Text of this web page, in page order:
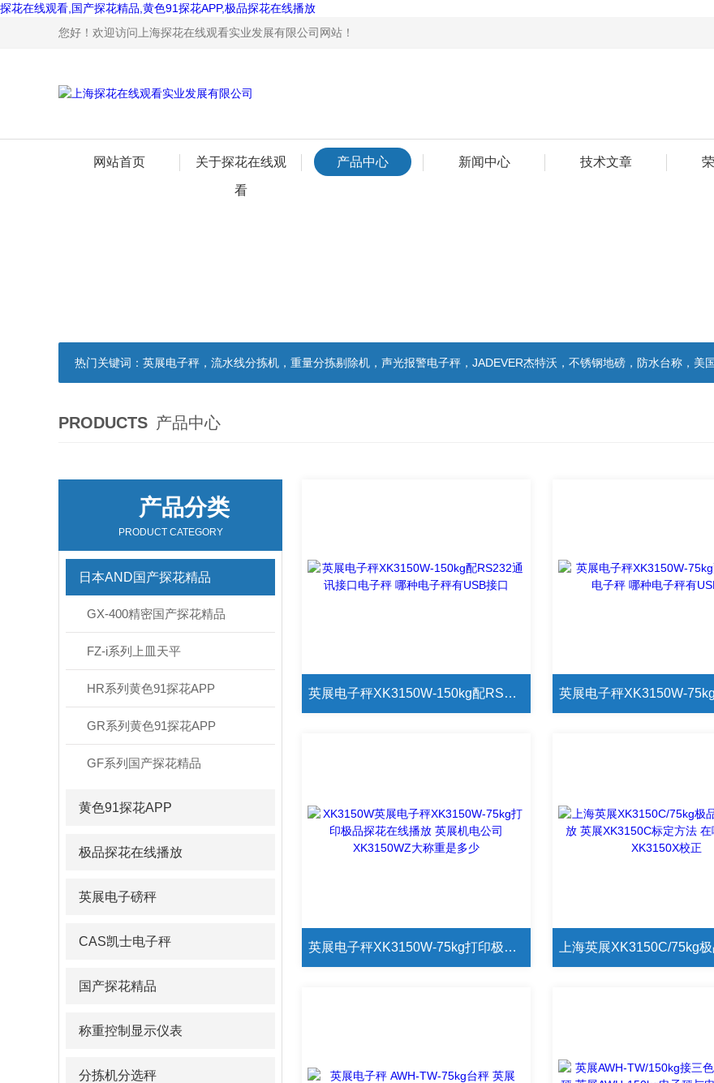
探花在线观看,国产探花精品,黄色91探花APP,极品探花在线播放
您好！欢迎访问上海探花在线观看实业发展有限公司网站！
网站首页 关于探花在线观
看
产品中心 新闻中心 技术文章
热门关键词： 英展电子秤，流水线分拣机，重量分拣剔除机，声光报警电子秤，JADEVER杰特沃，不锈钢地磅，防水台称，美国双杰天平，报警电子称
PRODUCTS 产品中心
产品分类
PRODUCT CATEGORY
日本AND国产探花精品
GX-400精密国产探花精品
FZ-i系列上皿天平
HR系列黄色91探花APP
GR系列黄色91探花APP
GF系列国产探花精品
黄色91探花APP
极品探花在线播放
英展电子磅秤
CAS凯士电子秤
国产探花精品
称重控制显示仪表
分拣机分选秤
英展电子秤XK3150W-150kg配RS232通讯接口电子秤 哪种电子秤有USB接口
英展电子秤XK3150W-75kg打印极品探花在线播放 英展机电公司XK3150WZ大称重是多少